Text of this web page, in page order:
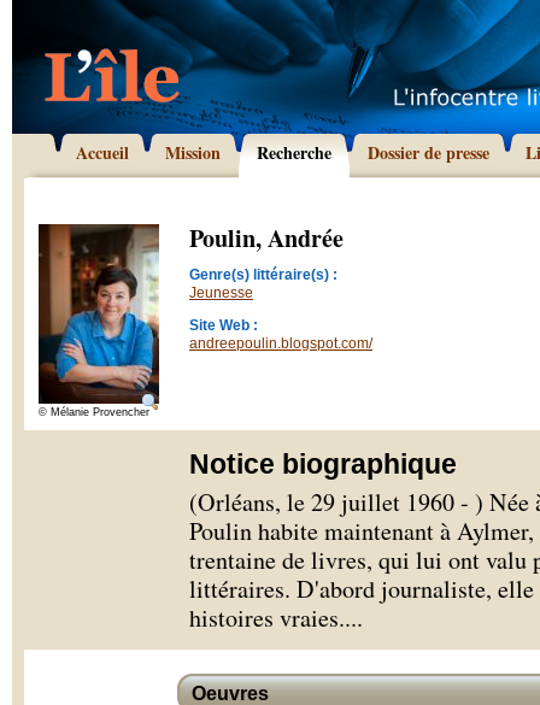
Accueil Mission Recherche Dossier de presse
© Mélanie Provencher
Poulin, Andrée
Genre(s) littéraire(s) :
Jeunesse
Site Web :
andreepoulin.blogspot.com/
Notice biographique
(Orléans, le 29 juillet 1960 - ) Née
Poulin habite maintenant à
trentaine de livres, qui lui ont valu
littéraires. D'abord journaliste,
histoires vraies....
Oeuvres